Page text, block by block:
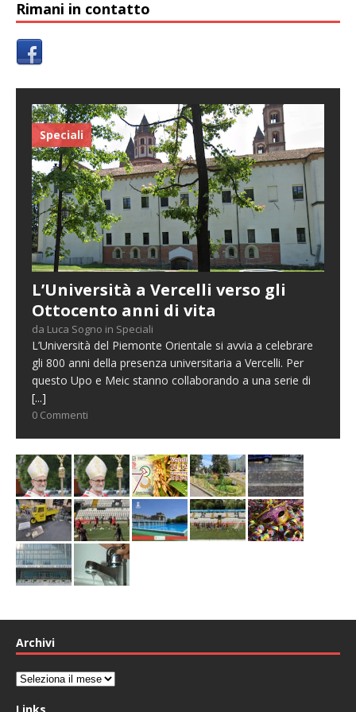
Rimani in contatto
Speciali
L’Università a Vercelli verso gli
Ottocento anni di vita
da Luca Sogno in Speciali
L’Università del Piemonte Orientale si avvia a celebrare
gli 800 anni della presenza universitaria a Vercelli. Per
questo Upo e Meic stanno collaborando a una serie di
[...]
0 Commenti
Archivi
Archivi